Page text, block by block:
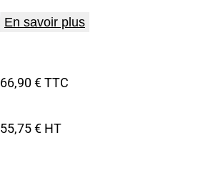
En savoir plus
66,90 € TTC
55,75 € HT